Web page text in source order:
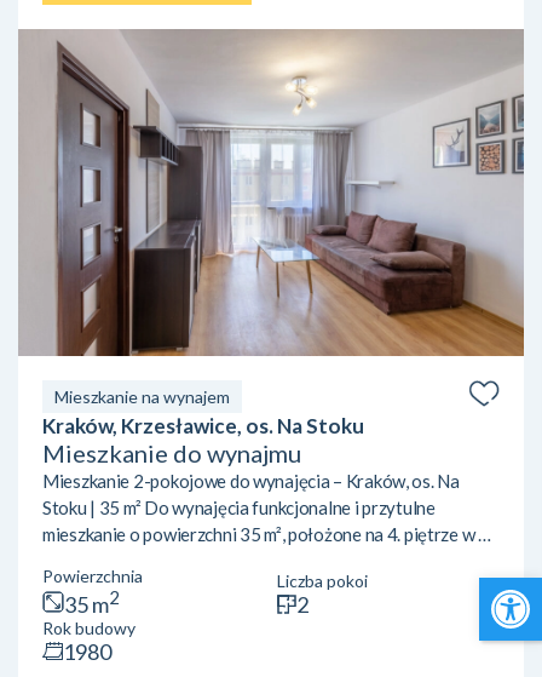
Mieszkanie na wynajem
Kraków, Krzesławice, os. Na Stoku
Mieszkanie do wynajmu
Mieszkanie 2-pokojowe do wynajęcia – Kraków, os. Na
Stoku | 35 m² Do wynajęcia funkcjonalne i przytulne
mieszkanie o powierzchni 35 m², położone na 4. piętrze w 4-
nie posiada windy. Lokal składa się z:dwóch niezależnych
pokoi,kuchni,łazienki,przedpokoju. Mieszkanie doskonale
sprawdzi się dla singla, pary lub dwóch osób pracujących
czy studiujących. Lokalizacja:Osiedle Na Stoku to spokojna,
Powierzchnia
35 m2
Liczba pokoi
2
Rok budowy
1980